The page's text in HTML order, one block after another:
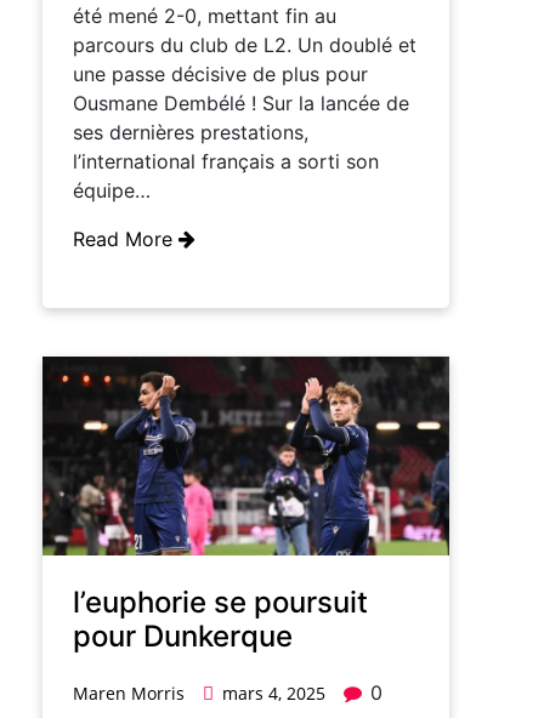
été mené 2-0, mettant fin au
parcours du club de L2. Un doublé et
une passe décisive de plus pour
Ousmane Dembélé ! Sur la lancée de
ses dernières prestations,
l’international français a sorti son
équipe…
Read More
l’euphorie se poursuit
pour Dunkerque
Maren Morris mars 4, 2025 0